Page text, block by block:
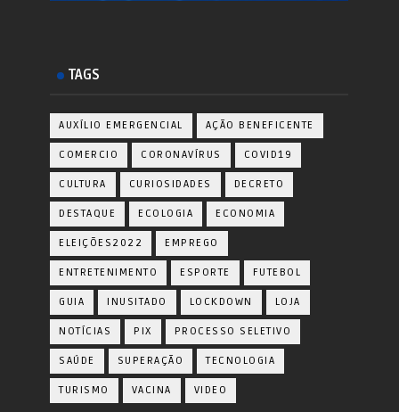
TAGS
AUXÍLIO EMERGENCIAL AÇÃO BENEFICENTE
COMERCIO CORONAVÍRUS COVID19
CULTURA CURIOSIDADES DECRETO
DESTAQUE ECOLOGIA ECONOMIA
ELEIÇÕES2022 EMPREGO
ENTRETENIMENTO ESPORTE FUTEBOL
GUIA INUSITADO LOCKDOWN LOJA
NOTÍCIAS PIX PROCESSO SELETIVO
SAÚDE SUPERAÇÃO TECNOLOGIA
TURISMO VACINA VIDEO